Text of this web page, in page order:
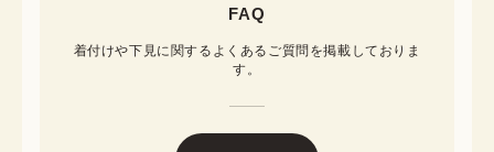
FAQ
着付けや下見に関するよくあるご質問を掲載しておりま
す。